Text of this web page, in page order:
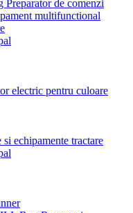
de comenzi
multifunctional
electric pentru culoare
echipamente tractare